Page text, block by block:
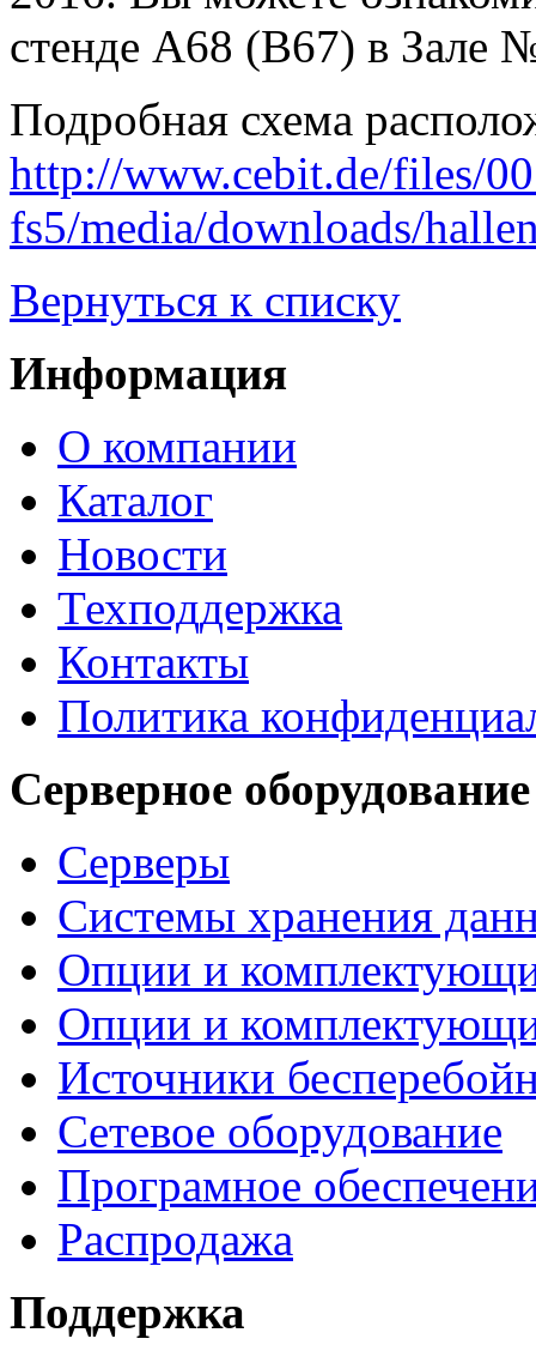
стенде A68 (B67) в Зале
Подробная схема
http://www.cebit.de/files/
fs5/media/downloads/
Вернуться к списку
Информация
О компании
Каталог
Новости
Техподдержка
Контакты
Политика
Серверное оборудование
Серверы
Системы хранения
Опции и
Опции и
Источники
Сетевое оборудование
Програмное
Распродажа
Поддержка